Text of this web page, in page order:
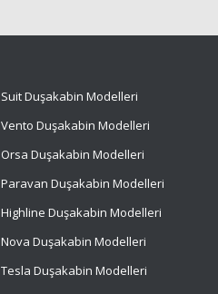
SuitDuşakabin Modelleri
Vento Duşakabin Modelleri
Orsa Duşakabin Modelleri
Paravan Duşakabin Modelleri
Highline Duşakabin Modelleri
Nova Duşakabin Modelleri
Tesla Duşakabin Modelleri